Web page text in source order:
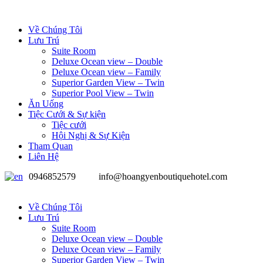
Về Chúng Tôi
Lưu Trú
Suite Room
Deluxe Ocean view – Double
Deluxe Ocean view – Family
Superior Garden View – Twin
Superior Pool View – Twin
Ăn Uống
Tiệc Cưới & Sự kiện
Tiệc cưới
Hội Nghị & Sự Kiện
Tham Quan
Liên Hệ
0946852579
info@hoangyenboutiquehotel.com
Về Chúng Tôi
Lưu Trú
Suite Room
Deluxe Ocean view – Double
Deluxe Ocean view – Family
Superior Garden View – Twin